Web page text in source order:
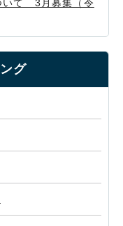
いて 3月募集（令
グ